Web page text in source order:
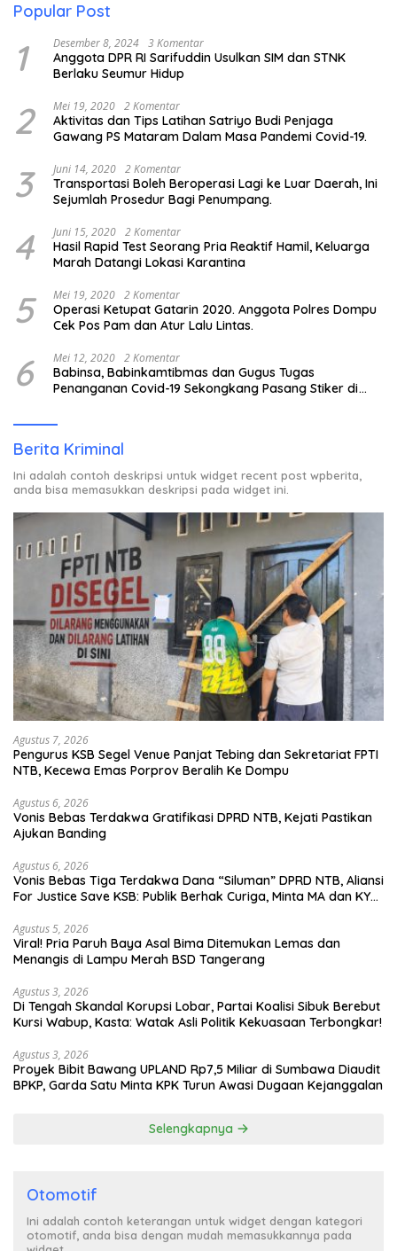
Popular Post
1 Desember 8, 2024 3 Komentar
Anggota DPR RI Sarifuddin Usulkan SIM dan STNK
Berlaku Seumur Hidup
2 Mei 19, 2020 2 Komentar
Aktivitas dan Tips Latihan Satriyo Budi Penjaga
Gawang PS Mataram Dalam Masa Pandemi Covid-19.
3 Juni 14, 2020 2 Komentar
Transportasi Boleh Beroperasi Lagi ke Luar Daerah, Ini
Sejumlah Prosedur Bagi Penumpang.
4 Juni 15, 2020 2 Komentar
Hasil Rapid Test Seorang Pria Reaktif Hamil, Keluarga
Marah Datangi Lokasi Karantina
5 Mei 19, 2020 2 Komentar
Operasi Ketupat Gatarin 2020. Anggota Polres Dompu
Cek Pos Pam dan Atur Lalu Lintas.
6 Mei 12, 2020 2 Komentar
Babinsa, Babinkamtibmas dan Gugus Tugas
Penanganan Covid-19 Sekongkang Pasang Stiker di
Berita Kriminal
Ini adalah contoh deskripsi untuk widget recent post wpberita,
anda bisa memasukkan deskripsi pada widget ini.
Agustus 7, 2026
Pengurus KSB Segel Venue Panjat Tebing dan Sekretariat FPTI
NTB, Kecewa Emas Porprov Beralih Ke Dompu
Agustus 6, 2026
Vonis Bebas Terdakwa Gratifikasi DPRD NTB, Kejati Pastikan
Ajukan Banding
Agustus 6, 2026
Vonis Bebas Tiga Terdakwa Dana “Siluman” DPRD NTB, Aliansi
For Justice Save KSB: Publik Berhak Curiga, Minta MA dan KY
Agustus 5, 2026
Viral! Pria Paruh Baya Asal Bima Ditemukan Lemas dan
Menangis di Lampu Merah BSD Tangerang
Agustus 3, 2026
Di Tengah Skandal Korupsi Lobar, Partai Koalisi Sibuk Berebut
Kursi Wabup, Kasta: Watak Asli Politik Kekuasaan Terbongkar!
Agustus 3, 2026
Proyek Bibit Bawang UPLAND Rp7,5 Miliar di Sumbawa Diaudit
BPKP, Garda Satu Minta KPK Turun Awasi Dugaan Kejanggalan
Selengkapnya
Otomotif
Ini adalah contoh keterangan untuk widget dengan kategori
otomotif, anda bisa dengan mudah memasukkannya pada